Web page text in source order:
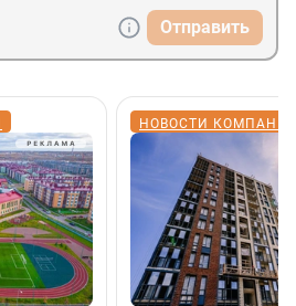
Отправить
НОВОСТИ